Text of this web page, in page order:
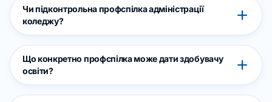
Чи підконтрольна профспілка адміністрації
коледжу?
Що конкретно профспілка може дати здобувачу
освіти?